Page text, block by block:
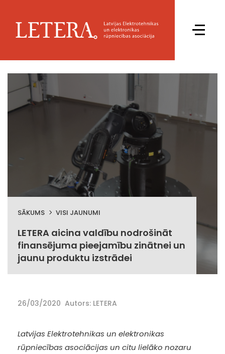
SĀKUMS VISI JAUNUMI
LETERA aicina valdību nodrošināt
finansējuma pieejamību zinātnei un
jaunu produktu izstrādei
26/03/2020 Autors: LETERA
Latvijas Elektrotehnikas un elektronikas
rūpniecības asociācijas un citu lielāko nozaru